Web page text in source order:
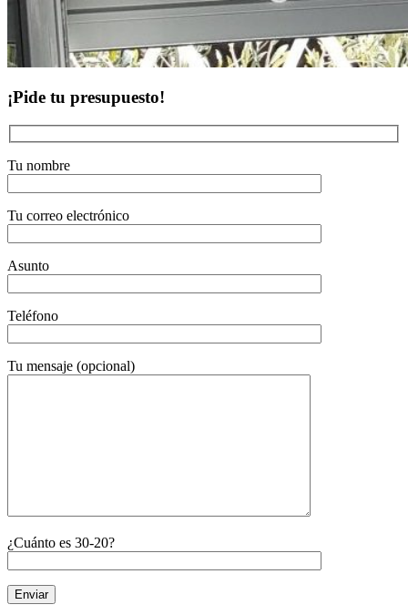
¡Pide tu presupuesto!
Tu nombre
Tu correo electrónico
Asunto
Teléfono
Tu mensaje (opcional)
¿Cuánto es 30-20?